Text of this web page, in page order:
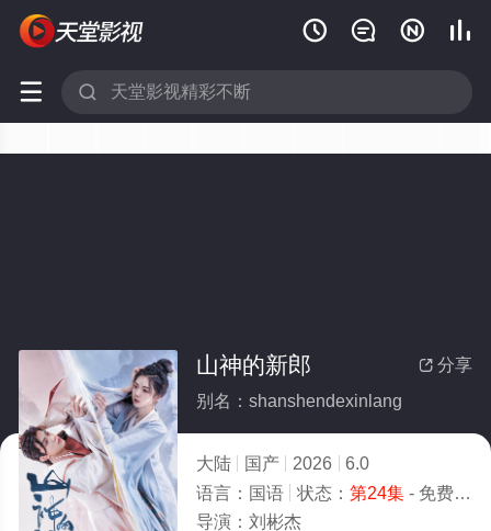
   
 
 分享
山神的新郎
别名：shanshendexinlang
大陆 国产 2026
6.0
语言： 国语 状态： 第24集- 免费在线观看
导演： 刘彬杰